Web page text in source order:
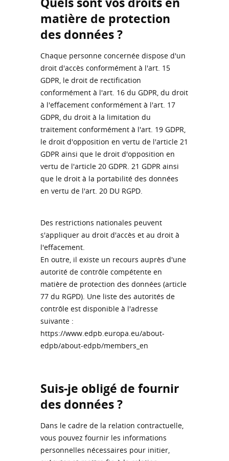
matière de protection
des données ?
Chaque personne concernée dispose d'un
droit d'accès conformément à l'art. 15
GDPR, le droit de rectification
conformément à l'art. 16 du GDPR, du droit
à l'effacement conformément à l'art. 17
GDPR, du droit à la limitation du
traitement conformément à l'art. 19 GDPR,
le droit d'opposition en vertu de l'article 21
GDPR ainsi que le droit d'opposition en
vertu de l'article 20 GDPR. 21 GDPR ainsi
que le droit à la portabilité des données
en vertu de l'art. 20 DU RGPD.
Des restrictions nationales peuvent
s'appliquer au droit d'accès et au droit à
l'effacement.
En outre, il existe un recours auprès d'une
autorité de contrôle compétente en
matière de protection des données (article
77 du RGPD). Une liste des autorités de
contrôle est disponible à l'adresse
suivante :
https://www.edpb.europa.eu/about-
edpb/about-edpb/members_en
Suis-je obligé de fournir
des données ?
Dans le cadre de la relation contractuelle,
vous pouvez fournir les informations
personnelles nécessaires pour initier,